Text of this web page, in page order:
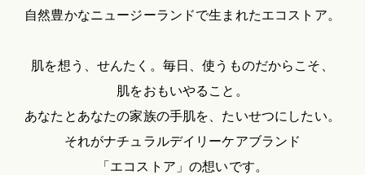
自然豊かなニュージーランドで生まれたエコストア。
肌を想う、せんたく。毎日、使うものだからこそ、
肌をおもいやること。
あなたとあなたの家族の手肌を、たいせつにしたい。
それがナチュラルデイリーケアブランド
「エコストア」の想いです。